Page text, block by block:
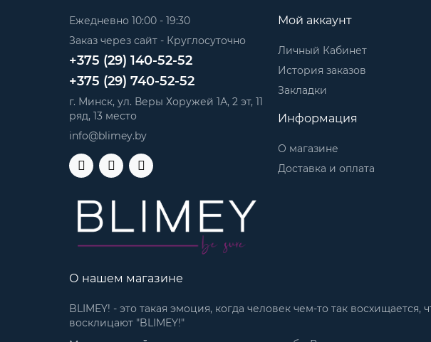
Ежедневно 10:00 - 19:30
Заказ через сайт - Круглосуточно
+375 (29) 140-52-52
+375 (29) 740-52-52
г. Минск, ул. Веры Хоружей 1А, 2 эт, 11
ряд, 13 место
info@blimey.by
Мой аккаунт
Личный Кабинет
История заказов
Закладки
Информация
О магазине
Доставка и оплата
О нашем магазине
BLIMEY! - это такая эмоция, когда человек чем-то так
восклицают "BLIMEY!"